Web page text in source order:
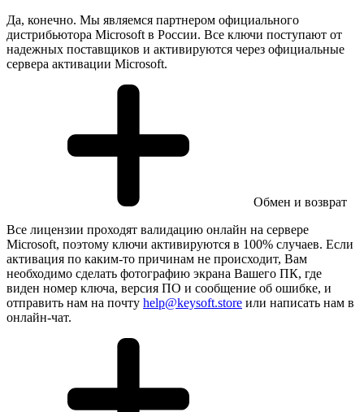
Да, конечно. Мы являемся партнером официального
дистрибьютора Microsoft в России. Все ключи поступают от
надежных поставщиков и активируются через официальные
сервера активации Microsoft.
Обмен и возврат
Все лицензии проходят валидацию онлайн на сервере
Microsoft, поэтому ключи активируются в 100% случаев. Если
активация по каким-то причинам не происходит, Вам
необходимо сделать фотографию экрана Вашего ПК, где
виден номер ключа, версия ПО и сообщение об ошибке, и
отправить нам на почту help@keysoft.store или написать нам в
онлайн-чат.